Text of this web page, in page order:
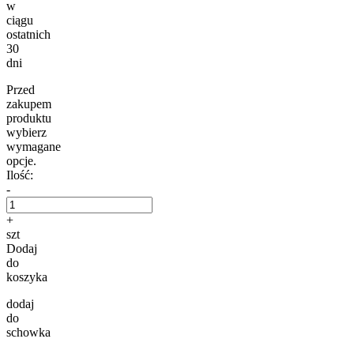
w
ciągu
ostatnich
30
dni
Przed
zakupem
produktu
wybierz
wymagane
opcje.
Ilość:
-
+
szt
Dodaj
do
koszyka
dodaj
do
schowka